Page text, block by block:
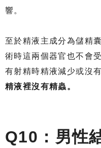
響。
至於精液主成分為儲精
術時這兩個器官也不會
有射精時精液減少或沒
精液裡沒有精蟲。
Q10：男性